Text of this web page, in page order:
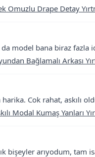
Omuzlu Drape Detay
da model bana biraz
Bağlamalı Arkası
Cok rahat, askılı
Modal Kumaş Yanları
bişeyler arıyodum, tam